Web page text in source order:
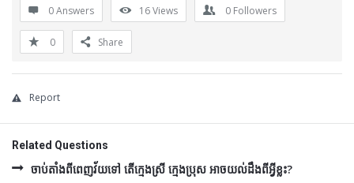
0 Answers 16Views 0 Followers
0 Share
Report
Related Questions
ចាប់តាំងពីពេញវ័យទៅ តើក្មេងស្រី ក្មេងប្រុស អាចយល់ដឹងពីអ្វីខ្លះ?